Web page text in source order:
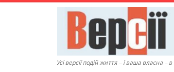
Перейти до вмісту
Усі версії подій життя – і ваша власна –